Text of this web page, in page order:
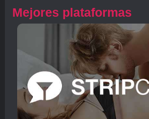
Mejores plataformas